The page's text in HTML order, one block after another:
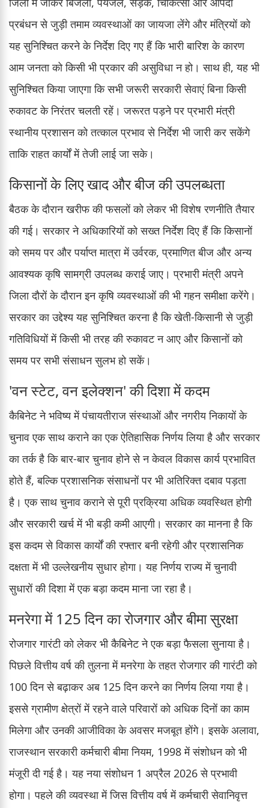
प्रबंधन से जुड़ी तमाम व्यवस्थाओं का जायजा लेंगे और मंत्रियों को
यह सुनिश्चित करने के निर्देश दिए गए हैं कि भारी बारिश के कारण
आम जनता को किसी भी प्रकार की असुविधा न हो। साथ ही, यह भी
सुनिश्चित किया जाएगा कि सभी जरूरी सरकारी सेवाएं बिना किसी
रुकावट के निरंतर चलती रहें। जरूरत पड़ने पर प्रभारी मंत्री
स्थानीय प्रशासन को तत्काल प्रभाव से निर्देश भी जारी कर सकेंगे
ताकि राहत कार्यों में तेजी लाई जा सके।
किसानों के लिए खाद और बीज की उपलब्धता
बैठक के दौरान खरीफ की फसलों को लेकर भी विशेष रणनीति तैयार
की गई। सरकार ने अधिकारियों को सख्त निर्देश दिए हैं कि किसानों
को समय पर और पर्याप्त मात्रा में उर्वरक, प्रमाणित बीज और अन्य
आवश्यक कृषि सामग्री उपलब्ध कराई जाए। प्रभारी मंत्री अपने
जिला दौरों के दौरान इन कृषि व्यवस्थाओं की भी गहन समीक्षा करेंगे।
सरकार का उद्देश्य यह सुनिश्चित करना है कि खेती-किसानी से जुड़ी
गतिविधियों में किसी भी तरह की रुकावट न आए और किसानों को
समय पर सभी संसाधन सुलभ हो सकें।
'वन स्टेट, वन इलेक्शन' की दिशा में कदम
कैबिनेट ने भविष्य में पंचायतीराज संस्थाओं और नगरीय निकायों के
चुनाव एक साथ कराने का एक ऐतिहासिक निर्णय लिया है और सरकार
का तर्क है कि बार-बार चुनाव होने से न केवल विकास कार्य प्रभावित
होते हैं, बल्कि प्रशासनिक संसाधनों पर भी अतिरिक्त दबाव पड़ता
है। एक साथ चुनाव कराने से पूरी प्रक्रिया अधिक व्यवस्थित होगी
और सरकारी खर्च में भी बड़ी कमी आएगी। सरकार का मानना है कि
इस कदम से विकास कार्यों की रफ्तार बनी रहेगी और प्रशासनिक
दक्षता में भी उल्लेखनीय सुधार होगा। यह निर्णय राज्य में चुनावी
सुधारों की दिशा में एक बड़ा कदम माना जा रहा है।
मनरेगा में 125 दिन का रोजगार और बीमा सुरक्षा
रोजगार गारंटी को लेकर भी कैबिनेट ने एक बड़ा फैसला सुनाया है।
पिछले वित्तीय वर्ष की तुलना में मनरेगा के तहत रोजगार की गारंटी को
100 दिन से बढ़ाकर अब 125 दिन करने का निर्णय लिया गया है।
इससे ग्रामीण क्षेत्रों में रहने वाले परिवारों को अधिक दिनों का काम
मिलेगा और उनकी आजीविका के अवसर मजबूत होंगे। इसके अलावा,
राजस्थान सरकारी कर्मचारी बीमा नियम, 1998 में संशोधन को भी
मंजूरी दी गई है। यह नया संशोधन 1 अप्रैल 2026 से प्रभावी
होगा। पहले की व्यवस्था में जिस वित्तीय वर्ष में कर्मचारी सेवानिवृत्त